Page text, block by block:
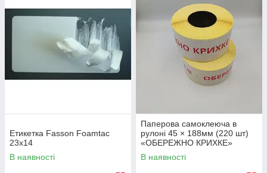
Етикетка Fasson Foamtac
23x14
В наявності
Паперова самоклеюча в
рулоні 45 × 188мм (220 шт)
«ОБЕРЕЖНО КРИХКЕ»
В наявності